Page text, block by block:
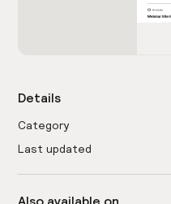
Details
Category
Last updated
Also available on